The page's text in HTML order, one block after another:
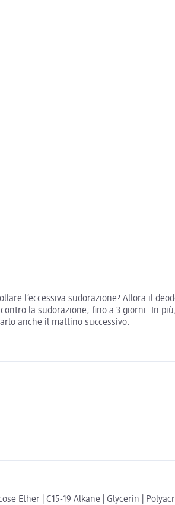
l’eccessiva sudorazione? Allora il
la sudorazione, fino a 3 giorni. In
anche il mattino successivo.
Ether | C15-19 Alkane | Glycerin |